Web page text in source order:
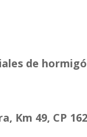
de
Km 49, CP